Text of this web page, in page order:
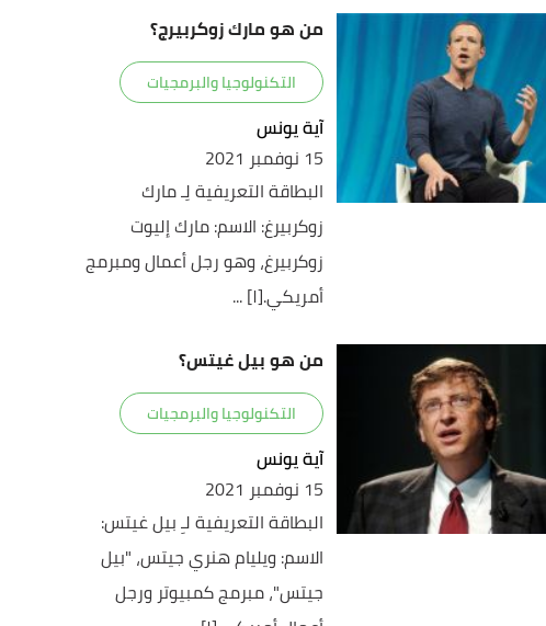
من هو مارك زوكربيرج؟
التكنولوجيا والبرمجيات
آية يونس
15 نوفمبر 2021
البطاقة التعريفية لِـ مارك
زوكربيرغ: الاسم: مارك إليوت
زوكربيرغ، وهو رجل أعمال ومبرمج
أمريكي.[١] ...
من هو بيل غيتس؟
التكنولوجيا والبرمجيات
آية يونس
15 نوفمبر 2021
البطاقة التعريفية لـِ بيل غيتس:
الاسم: ويليام هنري جيتس، "بيل
جيتس"، مبرمج كمبيوتر ورجل